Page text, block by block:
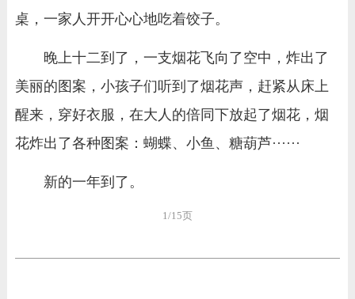
桌，一家人开开心心地吃着饺子。
晚上十二到了，一支烟花飞向了空中，炸出了
美丽的图案，小孩子们听到了烟花声，赶紧从床上
醒来，穿好衣服，在大人的倍同下放起了烟花，烟
花炸出了各种图案：蝴蝶、小鱼、糖葫芦······
新的一年到了。
1/15页